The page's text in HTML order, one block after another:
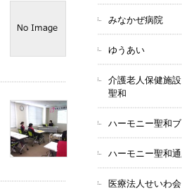
みなかぜ病院
ゆうあい
介護老人保健施
聖和
ハーモニー聖和
ハーモニー聖和
医療法人せいわ会